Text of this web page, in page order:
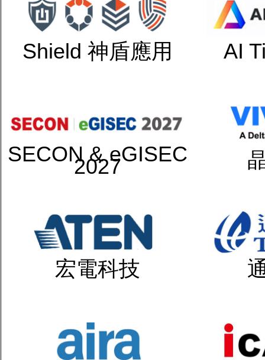
Shield 神盾應用 AI
SECON & eGISEC
2027
宏電科技